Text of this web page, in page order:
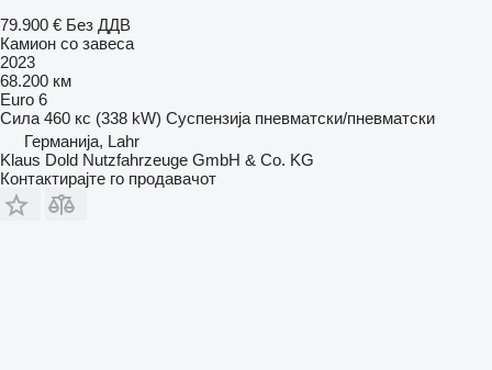
79.900 € Без ДДВ
Камион со завеса
2023
68.200 км
Euro 6
Сила 460 кс (338 kW) Суспензија пневматски/пневматски
Германија, Lahr
Klaus Dold Nutzfahrzeuge GmbH & Co. KG
Контактирајте го продавачот